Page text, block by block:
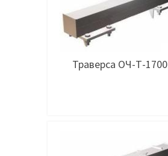
Траверса ОЧ-Т-1700